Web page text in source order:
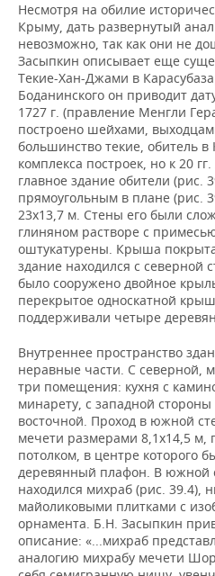
Несмотря на обилие
Крыму, дать развернутый
невозможно, так как они не
Засыпкин описывает еще
Текие-Хан-Джами в
Боданинского он приводит
1727 г. (правление Менгли
построено шейхами,
большинство текие, обитель в
комплекса построек, но к 20
главное здание обители (рис.
прямоугольным в плане (рис.
23х13,7 м. Стены его были
глиняном растворе с
оштукатурены. Крыша
здание находился с северной
было сооружено двойное
перекрытое односкатной
поддерживали четыре
Внутреннее пространство
неравные части. С северной,
три помещения: кухня с
минарету, с западной
восточной. Проход в южной
мечети размерами 8,1х14,5
потолком, в центре которого
деревянный плафон. В южной
находился михраб (рис. 39.4),
майоликовыми плитками с
орнамента. Б.Н. Засыпкин
описание: «...михраб
аналогию михрабу мечети